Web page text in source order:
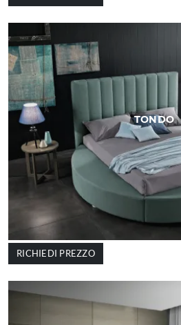
TONDO
RICHIEDI PREZZO